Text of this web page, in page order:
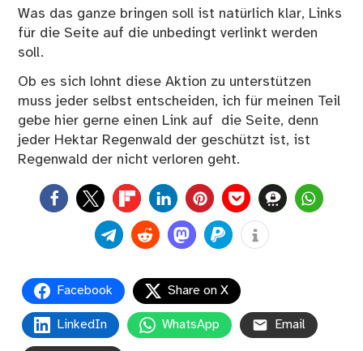
Was das ganze bringen soll ist natürlich klar, Links
für die Seite auf die unbedingt verlinkt werden
soll.
Ob es sich lohnt diese Aktion zu unterstützen
muss jeder selbst entscheiden, ich für meinen Teil
gebe hier gerne einen Link auf die Seite, denn
jeder Hektar Regenwald der geschützt ist, ist
Regenwald der nicht verloren geht.
0
Facebook Share on X
LinkedIn WhatsApp Email